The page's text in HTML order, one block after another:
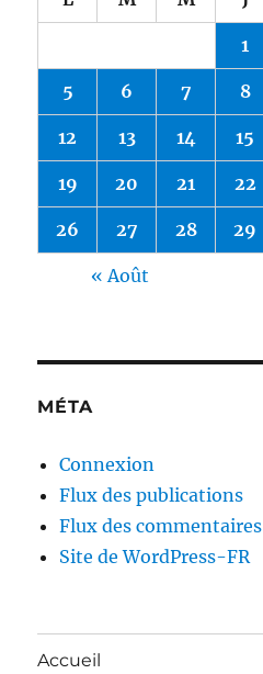
1
5 6 7 8
12 13 14 15
19 20 21 22
26 27 28 29
« Août
MÉTA
Connexion
Flux des publications
Flux des commentaires
Site de WordPress-FR
Accueil